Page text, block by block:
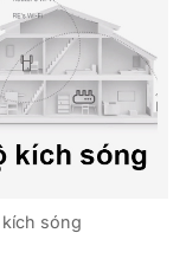
sóng